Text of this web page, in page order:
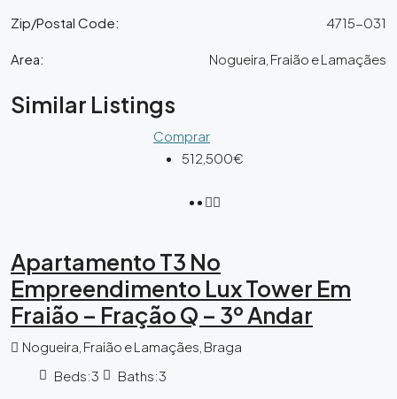
Zip/Postal Code: 4715-031
Area: Nogueira, Fraião e Lamaçães
Similar Listings
Comprar
512,500€
Apartamento T3 No
Empreendimento Lux Tower Em
Fraião – Fração Q – 3º Andar
Nogueira, Fraião e Lamaçães, Braga
Beds:3 Baths:3